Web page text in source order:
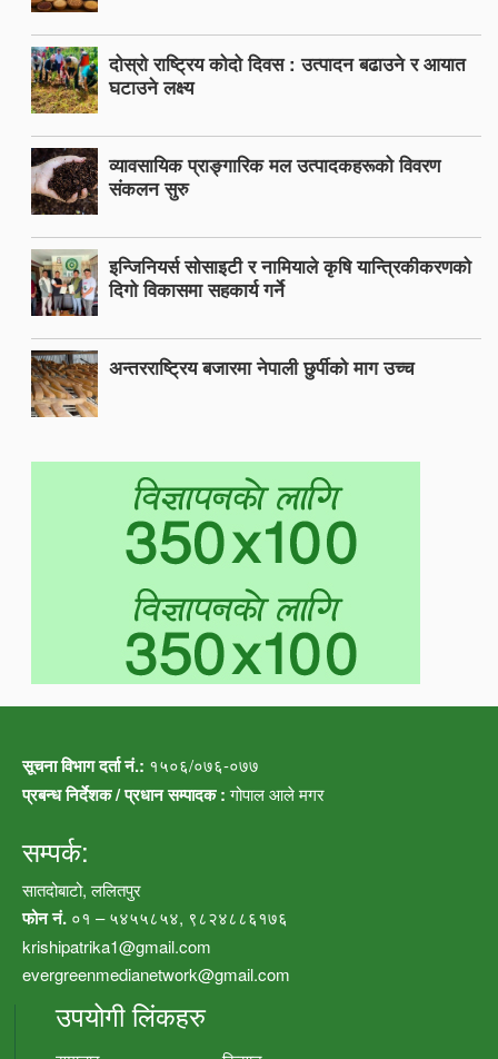
दोस्रो राष्ट्रिय कोदो दिवस : उत्पादन बढाउने र आयात
घटाउने लक्ष्य
व्यावसायिक प्राङ्गारिक मल उत्पादकहरूको विवरण
संकलन सुरु
इन्जिनियर्स सोसाइटी र नामियाले कृषि यान्त्रिकीकरणको
दिगो विकासमा सहकार्य गर्ने
अन्तरराष्ट्रिय बजारमा नेपाली छुर्पीको माग उच्च
सूचना विभाग दर्ता नं.: १५०६/०७६-०७७
प्रबन्ध निर्देशक / प्रधान सम्पादक :गोपाल आले मगर
सम्पर्क:
सातदोबाटो, ललितपुर
फोन नं. ०१ – ५४५५८५४, ९८२४८८६१७६
krishipatrika1@gmail.com
evergreenmedianetwork@gmail.com
उपयोगी लिंकहरु